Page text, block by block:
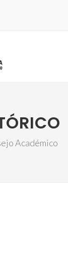
Académico